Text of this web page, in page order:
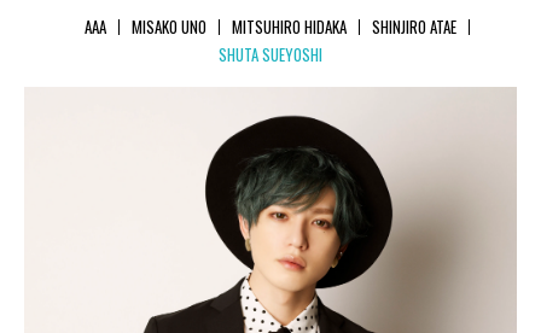
AAA MISAKO UNO MITSUHIRO HIDAKA
SHINJIRO ATAE
SHUTA SUEYOSHI